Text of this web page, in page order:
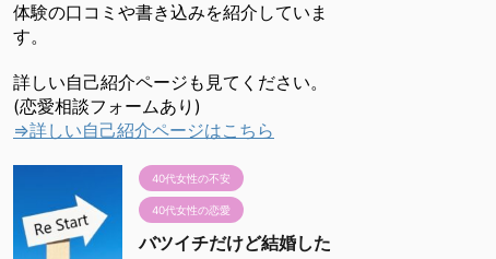
体験の口コミや書き込みを紹介していま
す。
詳しい自己紹介ページも見てください。
(恋愛相談フォームあり)
⇒詳しい自己紹介ページはこちら
40代女性の不安
40代女性の恋愛
バツイチだけど結婚した